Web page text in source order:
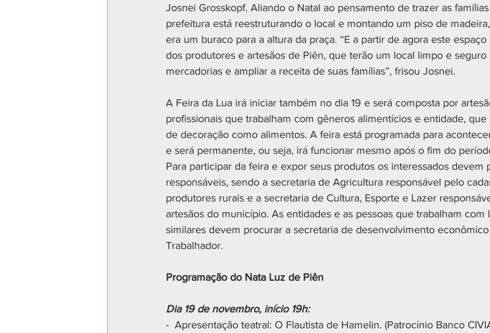
Josnei Grosskopf. Aliando o Natal ao pensamento de trazer as
prefeitura está reestruturando o local e montando um piso de
era um buraco para a altura da praça. “E a partir de agora este
dos produtores e artesãos de Piên, que terão um local limpo e seguro
mercadorias e ampliar a receita de suas famílias”, frisou Josnei.
A Feira da Lua irá iniciar também no dia 19 e será composta por
profissionais que trabalham com gêneros alimentícios e entidade,
de decoração como alimentos. A feira está programada para
e será permanente, ou seja, irá funcionar mesmo após o fim do
Para participar da feira e expor seus produtos os interessados devem
responsáveis, sendo a secretaria de Agricultura responsável pelo
produtores rurais e a secretaria de Cultura, Esporte e Lazer
artesãos do município. As entidades e as pessoas que trabalham com
similares devem procurar a secretaria de desenvolvimento
Trabalhador.
Programação do Nata Luz de Piên
Dia 19 de novembro, início 19h:
-  Apresentação teatral: O Flautista de Hamelin. (Patrocínio Banco